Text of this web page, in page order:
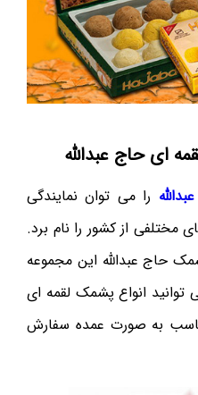
ای حاج عبدالله
را می توان نمایندگی
از کشور را نام برد.
حاج عبدالله این مجموعه
انواع پشمک لقمه ای
به صورت عمده سفارش